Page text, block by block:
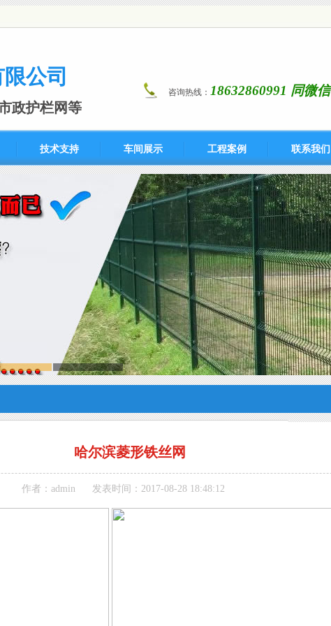
公司
政护栏网等
咨询热线： 18632860991 同微信
技术支持 车间展示 工程案例 联系我们
哈尔滨菱形铁丝网
作者：admin 发表时间：2017-08-28 18:48:12